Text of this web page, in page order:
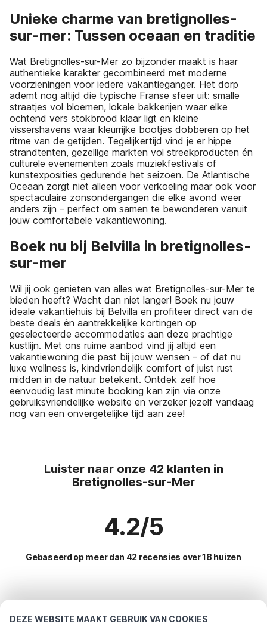
DEZE WEBSITE MAAKT GEBRUIK VAN COOKIES
Unieke charme van bretignolles-
sur-mer: Tussen oceaan en traditie
Wat Bretignolles-sur-Mer zo bijzonder maakt is haar
authentieke karakter gecombineerd met moderne
voorzieningen voor iedere vakantieganger. Het dorp
ademt nog altijd die typische Franse sfeer uit: smalle
straatjes vol bloemen, lokale bakkerijen waar elke
ochtend vers stokbrood klaar ligt en kleine
vissershavens waar kleurrijke bootjes dobberen op het
ritme van de getijden. Tegelijkertijd vind je er hippe
strandtenten, gezellige markten vol streekproducten én
culturele evenementen zoals muziekfestivals of
kunstexposities gedurende het seizoen. De Atlantische
Oceaan zorgt niet alleen voor verkoeling maar ook voor
spectaculaire zonsondergangen die elke avond weer
anders zijn – perfect om samen te bewonderen vanuit
jouw comfortabele vakantiewoning.
Boek nu bij Belvilla in bretignolles-
sur-mer
Wil jij ook genieten van alles wat Bretignolles-sur-Mer te
bieden heeft? Wacht dan niet langer! Boek nu jouw
ideale vakantiehuis bij Belvilla en profiteer direct van de
beste deals én aantrekkelijke kortingen op
geselecteerde accommodaties aan deze prachtige
kustlijn. Met ons ruime aanbod vind jij altijd een
vakantiewoning die past bij jouw wensen – of dat nu
luxe wellness is, kindvriendelijk comfort of juist rust
midden in de natuur betekent. Ontdek zelf hoe
eenvoudig last minute booking kan zijn via onze
gebruiksvriendelijke website en verzeker jezelf vandaag
nog van een onvergetelijke tijd aan zee!
Luister naar onze 42 klanten in
Bretignolles-sur-Mer
4.2/5
Gebaseerd op meer dan 42 recensies over 18 huizen
vakantie